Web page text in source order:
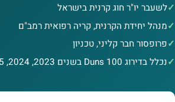
לשעבר יו"ר חוג קרנית בישראל
מנהל יחידת הקרנית, קריה רפואית רמב"ם
פרופסור חבר קליני, טכניון
נכלל בדירוג Duns 100 בשנים 2023, 2024, 2025 ו-2026